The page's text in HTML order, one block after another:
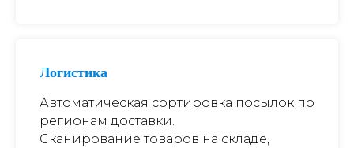
Логистика
Автоматическая сортировка посылок по
регионам доставки.
Сканирование товаров на складе,